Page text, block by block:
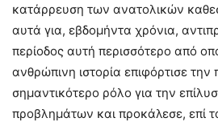
κατάρρευση των ανατολικών
αυτά για, εβδομήντα χρόνια,
περίοδος αυτή περισσότερο από
ανθρώπινη ιστορία επιφόρτισε την
σημαντικότερο ρόλο για την
προβλημάτων και προκάλεσε, επί